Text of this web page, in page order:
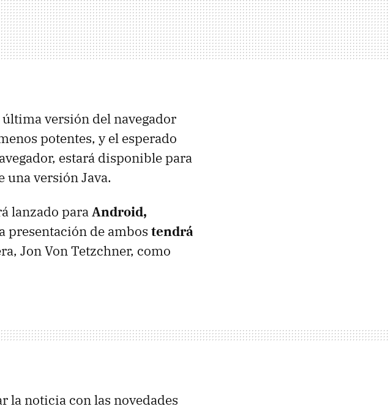
última versión del navegador
potentes, y el esperado
estará disponible para
una versión Java.
lanzado paraAndroid,
presentación de ambos tendrá
Jon Von Tetzchner, como
la noticia con las novedades